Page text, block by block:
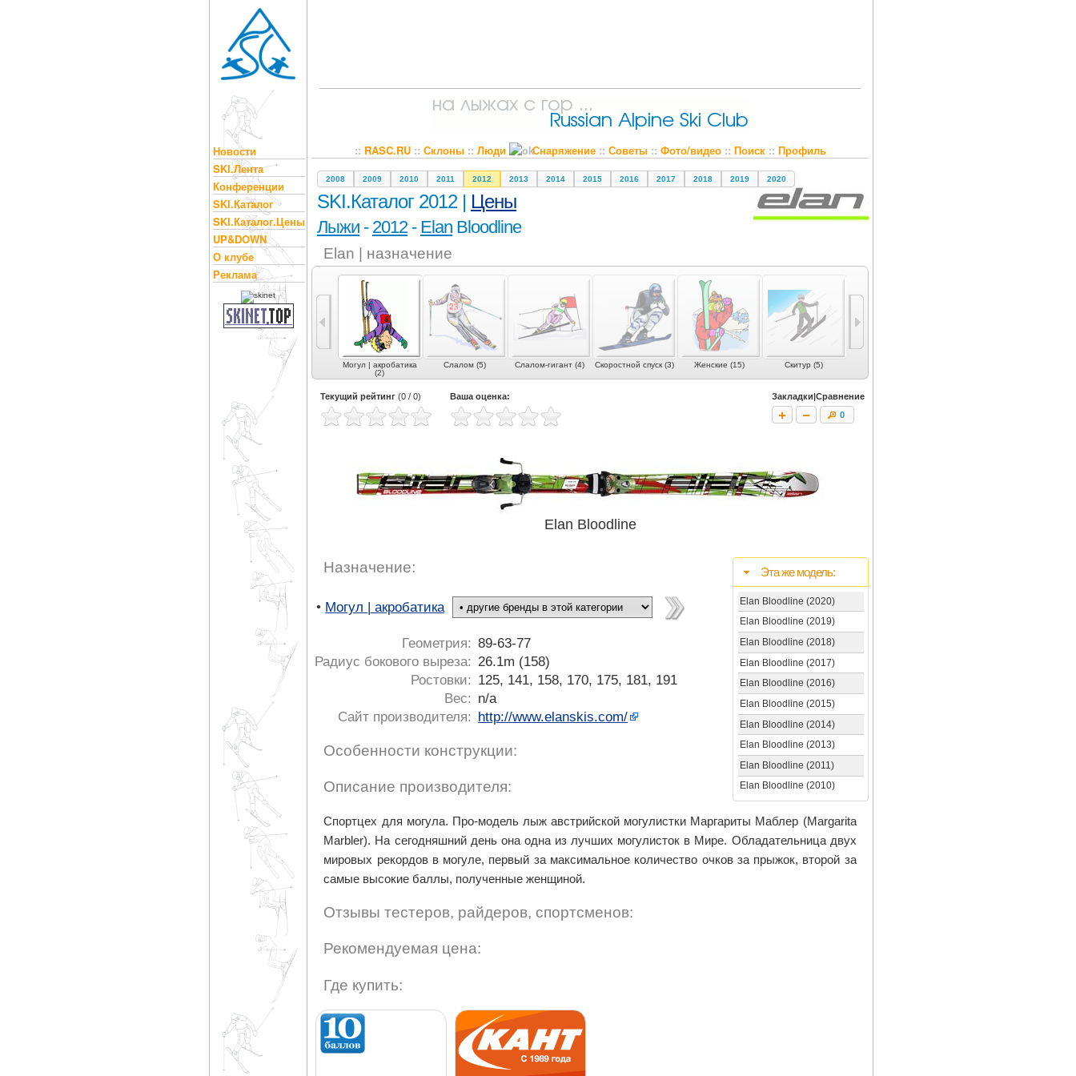
Новости
SKI.Лента
Конференции
SKI.Каталог
SKI.Каталог.Цены
UP&DOWN
О клубе
Реклама
:: RASC.RU:: Склоны:: Люди Снаряжение:: Советы:: Фото/видео:: Поиск:: Профиль
2008 2009 2010 2011 2012 2013 2014 2015 2016 2017 2018 2019 2020
SKI.Каталог 2012 | Цены
Лыжи - 2012- Elan Bloodline
Elan | назначение
Фристайл (7)
Могул | акробатика
(2)
Слалом (5) Слалом-гигант (4) Скоростной спуск (3) Женские (15) Скитур (5)
Текущий рейтинг (0 / 0) Ваша оценка:
Закладки|Сравнение
0
Elan Bloodline
Эта же модель:
Elan Bloodline (2020)
Elan Bloodline (2019)
Elan Bloodline (2018)
Elan Bloodline (2017)
Elan Bloodline (2016)
Elan Bloodline (2015)
Elan Bloodline (2014)
Elan Bloodline (2013)
Elan Bloodline (2011)
Elan Bloodline (2010)
Назначение:
• Могул | акробатика
Геометрия: 89-63-77
Радиус бокового выреза:
26.1m (158)
Ростовки:
125, 141, 158, 170, 175, 181, 191
Вес:
n/a
Сайт производителя:
http://www.elanskis.com/
Особенности конструкции:
Описание производителя:
Спортцех для могула. Про-модель лыж австрийской могулистки Маргариты Маблер (Margarita
Marbler). На сегодняшний день она одна из лучших могулисток в Мире. Обладательница двух
мировых рекордов в могуле, первый за максимальное количество очков за прыжок, второй за
самые высокие баллы, полученные женщиной.
Отзывы тестеров, райдеров, спортсменов:
Рекомендуемая цена:
Где купить: